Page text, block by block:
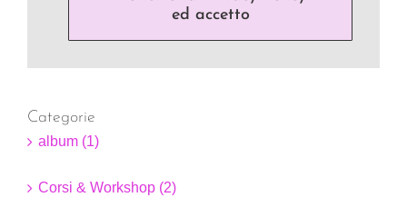
ed accetto
Categorie
album (1)
Corsi & Workshop (2)